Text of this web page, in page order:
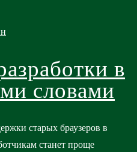
в
словами
старых браузеров в
станет проще